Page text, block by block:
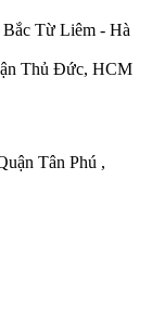
Từ Liêm - Hà
Thủ Đức, HCM
Tân Phú ,